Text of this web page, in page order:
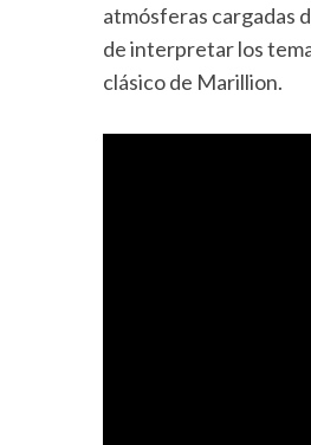
atmósferas cargadas
de interpretar los
clásico de Marillion.